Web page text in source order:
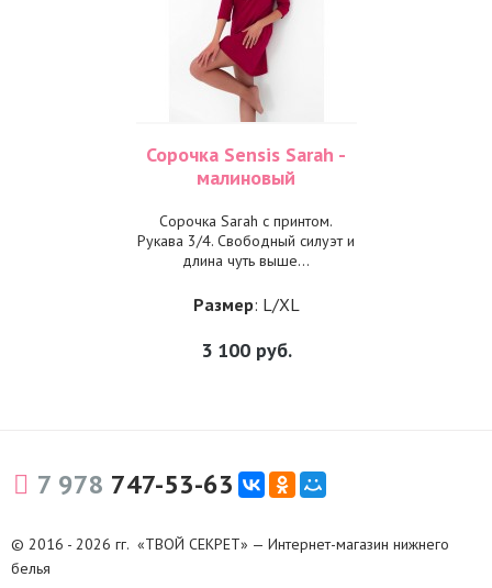
Сорочка Sensis Sarah -
малиновый
Сорочка Sarah с принтом.
Рукава 3/4. Свободный силуэт и
длина чуть выше...
Размер: L/XL
3 100руб.
7 978 747-53-63
© 2016 - 2026 гг. «ТВОЙ СЕКРЕТ» — Интернет-магазин нижнего
белья